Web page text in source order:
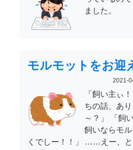
ました。
モルモットをお迎
2021-
「飼い主ぃ
ちの話、あ
～？」 「飼
飼いならモ
くでしー！！」 ……えー、